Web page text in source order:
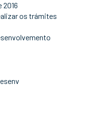
2016
os trámites